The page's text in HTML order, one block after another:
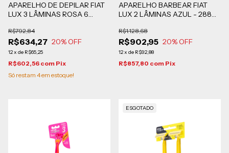
APARELHO DE DEPILAR FIAT
LUX 3 LÂMINAS ROSA 6
2 UNIDADES
R$634,27
R$792,84
20% OFF
12x de R$65,25
R$602,56 com Pix
Só restam 4em estoque!
APARELHO BARBEAR FIAT
LUX 2 LÂMINAS AZUL - 288
R$902,95
R$1.128,68
20% OFF
12x de R$92,88
R$857,80 com Pix
ESGOTADO